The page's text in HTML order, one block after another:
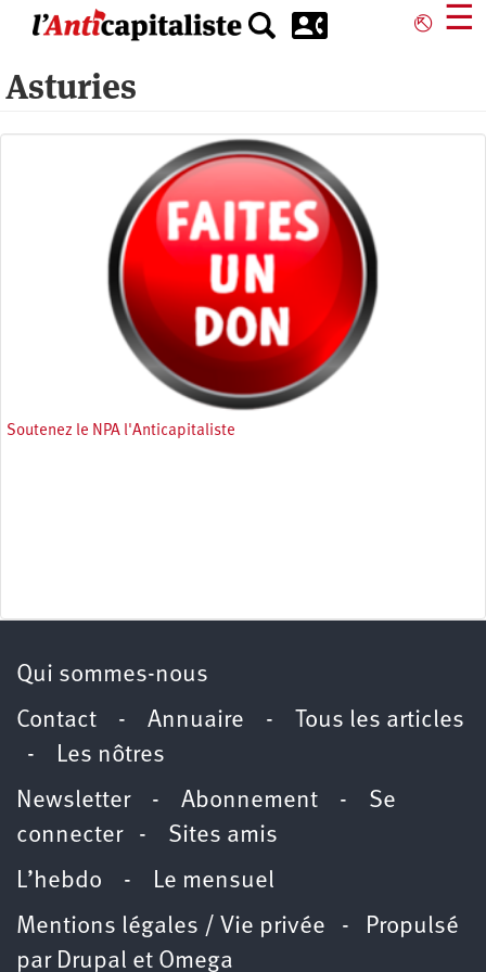
principal
⎋ ☰
Asturies
Soutenez le NPA l'Anticapitaliste
Qui sommes-nous
Contact - Annuaire -
Tous les articles
- Les nôtres
Newsletter- Abonnement - Se
connecter- Sites amis
L’hebdo - Le mensuel
Mentions légales / Vie privée - Propulsé
par Drupal et Omega